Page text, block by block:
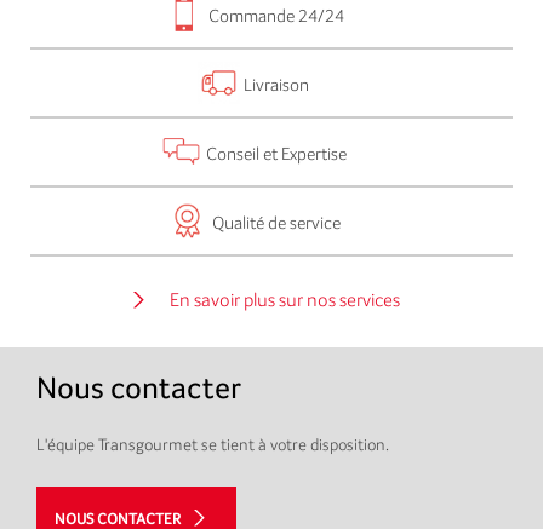
Commande 24/24
Livraison
Conseil et Expertise
Qualité de service
En savoir plus sur nos services
Nous contacter
L'équipe Transgourmet se tient à votre disposition.
NOUS CONTACTER